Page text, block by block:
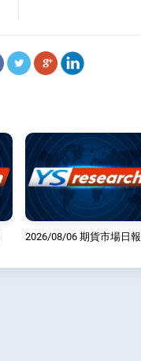
2026/08/06 期貨市場日報